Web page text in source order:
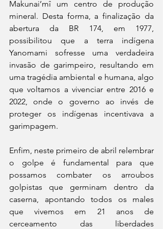
Makunai’mî um centro de produção
mineral. Desta forma, a finalização da
abertura da BR 174, em 1977,
possibilitou que a terra indígena
Yanomami sofresse uma verdadeira
invasão de garimpeiro, resultando em
uma tragédia ambiental e humana, algo
que voltamos a vivenciar entre 2016 e
2022, onde o governo ao invés de
proteger os indígenas incentivava a
garimpagem.
Enfim, neste primeiro de abril relembrar
o golpe é fundamental para que
possamos combater os arroubos
golpistas que germinam dentro da
caserna, apontando todos os males
que vivemos em 21 anos de
cerceamento das liberdades